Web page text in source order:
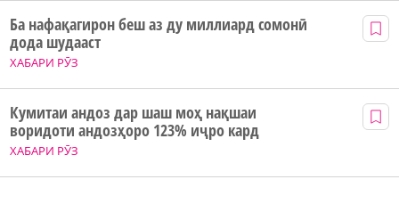
ХАБАРИ РӮЗ
Ба нафақагирон беш аз ду миллиард сомонӣ
дода шудааст
ХАБАРИ РӮЗ
Кумитаи андоз дар шаш моҳ нақшаи
воридоти андозҳоро 123% иҷро кард